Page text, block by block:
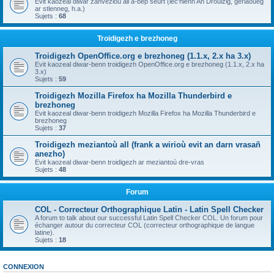
ar stlenneg, h.a.)
Sujets : 68
Troidigezh e brezhoneg
Troidigezh OpenOffice.org e brezhoneg (1.1.x, 2.x ha 3.x)
Evit kaozeal diwar-benn troidigezh OpenOffice.org e brezhoneg (1.1.x, 2.x ha
3.x)
Sujets : 59
Troidigezh Mozilla Firefox ha Mozilla Thunderbird e
brezhoneg
Evit kaozeal diwar-benn troidigezh Mozilla Firefox ha Mozilla Thunderbird e
brezhoneg
Sujets : 37
Troidigezh meziantoù all (frank a wirioù evit an darn vrasañ
anezho)
Evit kaozeal diwar-benn troidigezh ar meziantoù dre-vras
Sujets : 48
Forum
COL - Correcteur Orthographique Latin - Latin Spell Checker
A forum to talk about our successful Latin Spell Checker COL. Un forum pour
échanger autour du correcteur COL (correcteur orthographique de langue
latine).
Sujets : 18
CONNEXION